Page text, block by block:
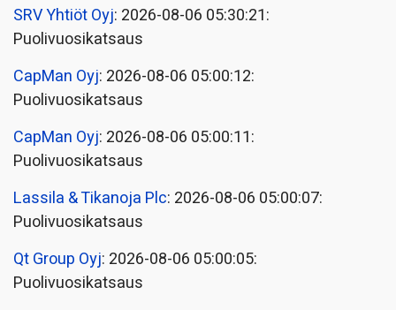
SRV Yhtiöt Oyj: 2026-08-06 05:30:21:
Puolivuosikatsaus
CapMan Oyj: 2026-08-06 05:00:12:
Puolivuosikatsaus
CapMan Oyj: 2026-08-06 05:00:11:
Puolivuosikatsaus
Lassila & Tikanoja Plc: 2026-08-06 05:00:07:
Puolivuosikatsaus
Qt Group Oyj: 2026-08-06 05:00:05:
Puolivuosikatsaus